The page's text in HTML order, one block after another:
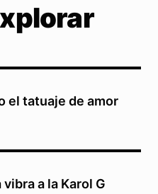
el tatuaje de amor
a la Karol G